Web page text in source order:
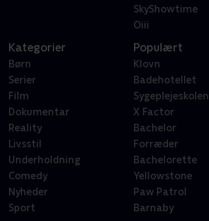
SkyShowtime
Oiii
Kategorier
Børn
Serier
Film
Dokumentar
Reality
Livsstil
Underholdning
Comedy
Nyheder
Sport
Populært
Klovn
Badehotellet
Sygeplejeskolen
X Factor
Bachelor
Forræder
Bachelorette
Yellowstone
Paw Patrol
Barnaby